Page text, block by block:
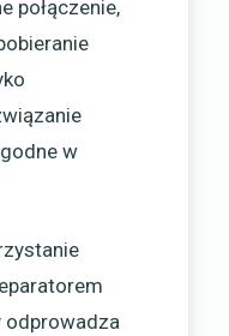
połączenie,
w
odprowadza